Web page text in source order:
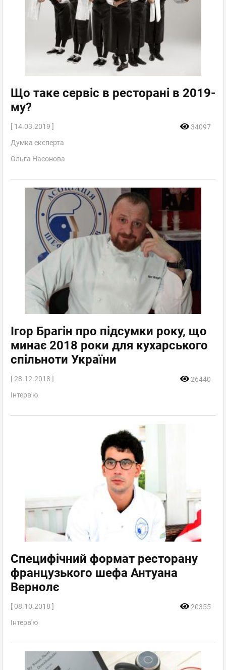
Що таке сервіс в ресторані в 2019-
му?
[ 14.03.2019 ]
34097
Думка експерта
Ольга Насонова
Ігор Брагін про підсумки року, що
минає 2018 роки для кухарського
спільноти України
[ 28.12.2018 ]
26440
Інтерв'ю
Специфічний формат ресторану
французького шефа Антуана
Вернолє
[ 08.10.2018 ]
20355
Інтерв'ю